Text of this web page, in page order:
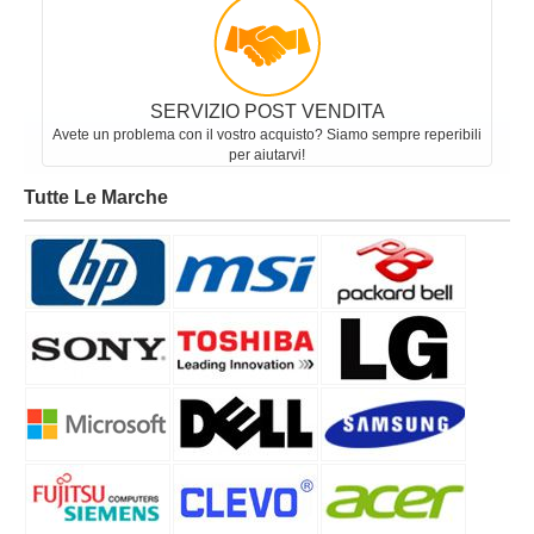
SERVIZIO POST VENDITA
Avete un problema con il vostro acquisto? Siamo sempre reperibili
per aiutarvi!
Tutte Le Marche